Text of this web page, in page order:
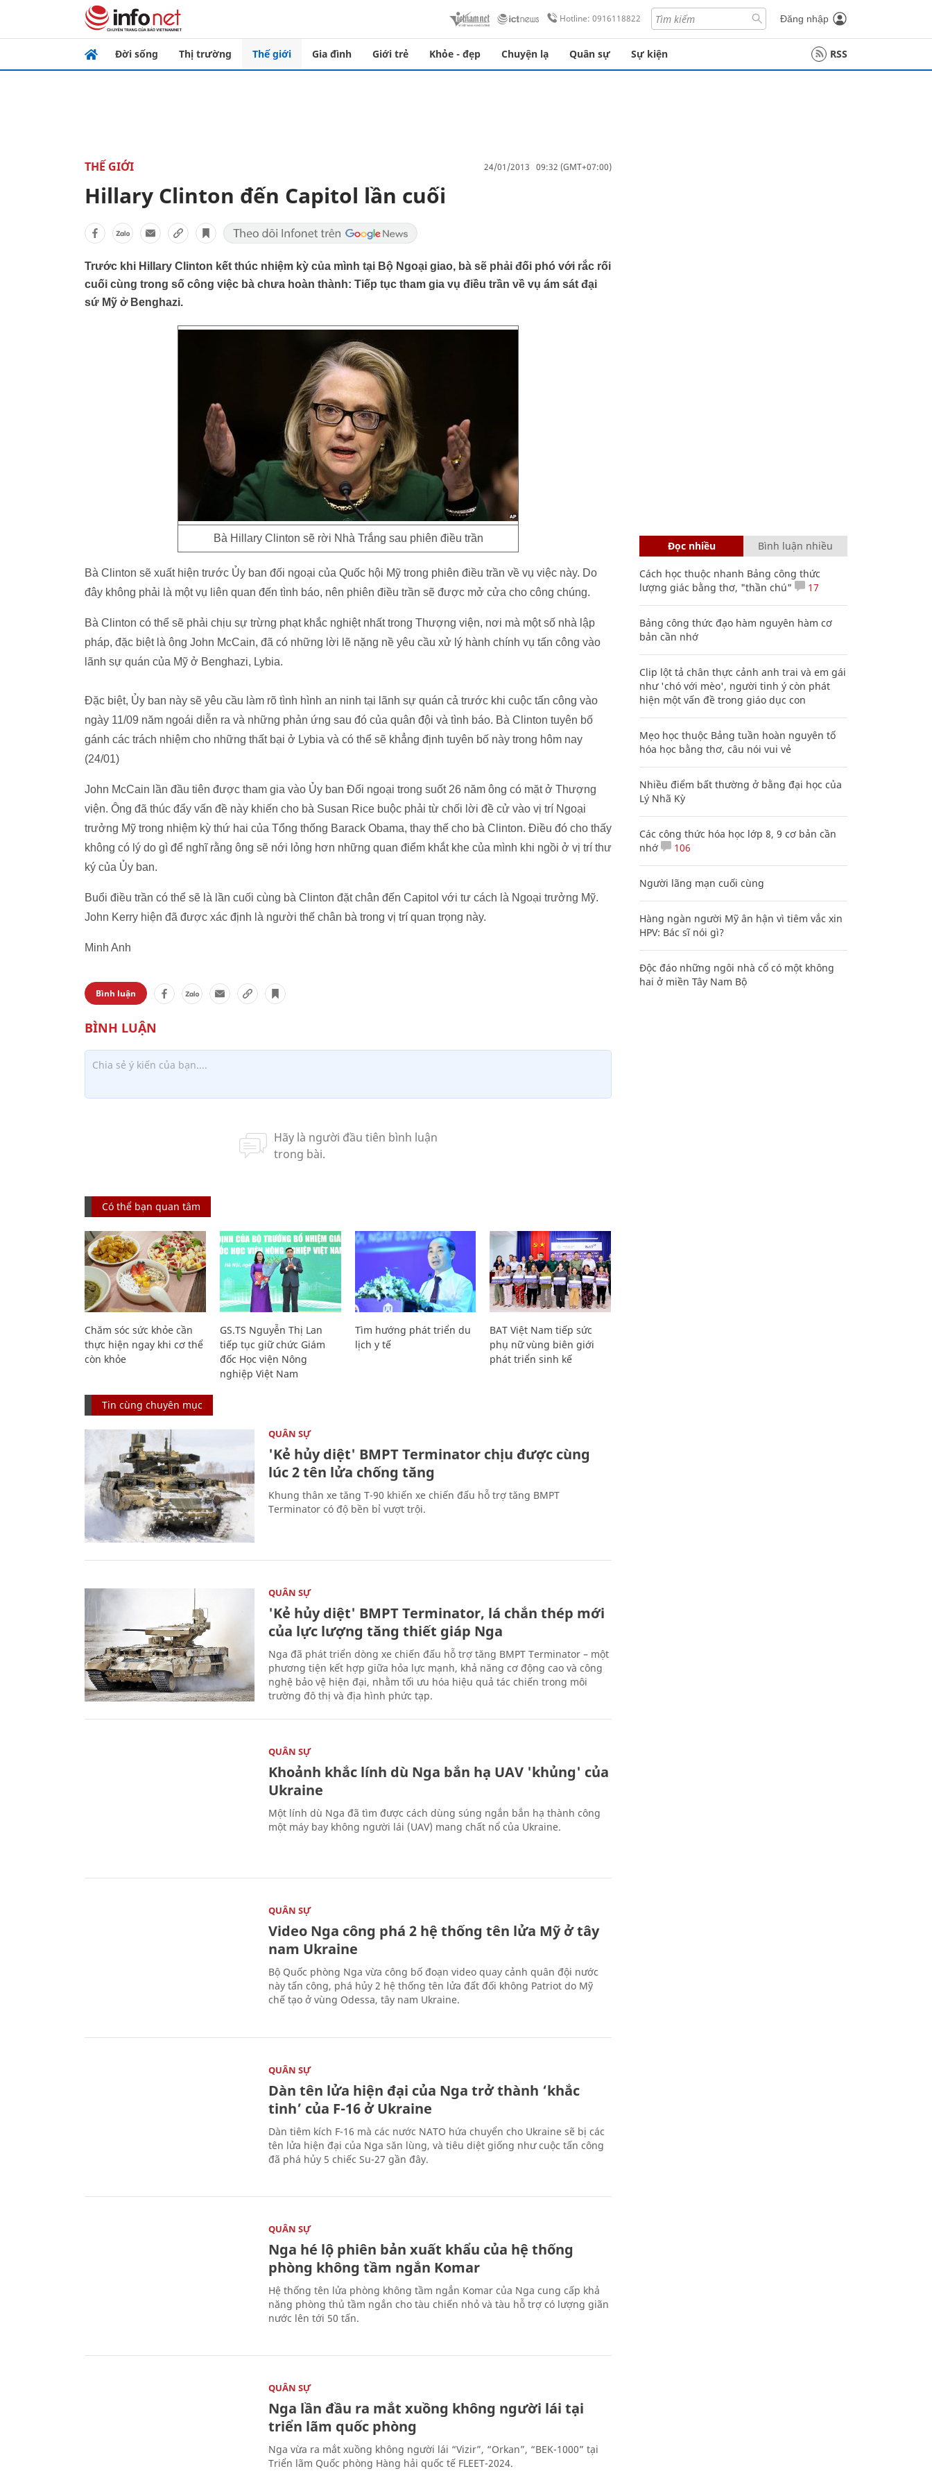
Hotline: 0916118822 Đăng nhập
Đời sống Thị trường Thế giới Gia đình Giới trẻ Khỏe - đẹp Chuyện lạ Quân sự Sự kiện RSS
THẾ GIỚI 24/01/2013 09:32 (GMT+07:00)
Hillary Clinton đến Capitol lần cuối
Trước khi Hillary Clinton kết thúc nhiệm kỳ của mình tại Bộ Ngoại giao, bà sẽ phải đối phó với rắc rối
cuối cùng trong số công việc bà chưa hoàn thành: Tiếp tục tham gia vụ điều trần về vụ ám sát đại
sứ Mỹ ở Benghazi.
Bà Hillary Clinton sẽ rời Nhà Trắng sau phiên điều trần
Bà Clinton sẽ xuất hiện trước Ủy ban đối ngoại của Quốc hội Mỹ trong phiên điều trần về vụ việc này. Do
đây không phải là một vụ liên quan đến tình báo, nên phiên điều trần sẽ được mở cửa cho công chúng.
Bà Clinton có thể sẽ phải chịu sự trừng phạt khắc nghiệt nhất trong Thượng viện, nơi mà một số nhà lập
pháp, đặc biệt là ông John McCain, đã có những lời lẽ nặng nề yêu cầu xử lý hành chính vụ tấn công vào
lãnh sự quán của Mỹ ở Benghazi, Lybia.
Đặc biệt, Ủy ban này sẽ yêu cầu làm rõ tình hình an ninh tại lãnh sự quán cả trước khi cuộc tấn công vào
ngày 11/09 năm ngoái diễn ra và những phản ứng sau đó của quân đội và tình báo. Bà Clinton tuyên bố
gánh các trách nhiệm cho những thất bại ở Lybia và có thể sẽ khẳng định tuyên bố này trong hôm nay
(24/01)
John McCain lần đầu tiên được tham gia vào Ủy ban Đối ngoại trong suốt 26 năm ông có mặt ở Thượng
viện. Ông đã thúc đẩy vấn đề này khiến cho bà Susan Rice buộc phải từ chối lời đề cử vào vị trí Ngoại
trưởng Mỹ trong nhiệm kỳ thứ hai của Tổng thống Barack Obama, thay thế cho bà Clinton. Điều đó cho thấy
không có lý do gì để nghĩ rằng ông sẽ nới lỏng hơn những quan điểm khắt khe của mình khi ngồi ở vị trí thư
ký của Ủy ban.
Buổi điều trần có thể sẽ là lần cuối cùng bà Clinton đặt chân đến Capitol với tư cách là Ngoại trưởng Mỹ.
John Kerry hiện đã được xác định là người thế chân bà trong vị trí quan trọng này.
Minh Anh
Bình luận
Có thể bạn quan tâm
Chăm sóc sức khỏe cần
thực hiện ngay khi cơ thể
còn khỏe
GS.TS Nguyễn Thị Lan
tiếp tục giữ chức Giám
đốc Học viện Nông
nghiệp Việt Nam
Tìm hướng phát triển du
lịch y tế
BAT Việt Nam tiếp sức
phụ nữ vùng biên giới
phát triển sinh kế
Tin cùng chuyên mục
QUÂN SỰ
'Kẻ hủy diệt' BMPT Terminator chịu được cùng
lúc 2 tên lửa chống tăng
Khung thân xe tăng T-90 khiến xe chiến đấu hỗ trợ tăng BMPT
Terminator có độ bền bỉ vượt trội.
QUÂN SỰ
'Kẻ hủy diệt' BMPT Terminator, lá chắn thép mới
của lực lượng tăng thiết giáp Nga
Nga đã phát triển dòng xe chiến đấu hỗ trợ tăng BMPT Terminator – một
phương tiện kết hợp giữa hỏa lực mạnh, khả năng cơ động cao và công
nghệ bảo vệ hiện đại, nhằm tối ưu hóa hiệu quả tác chiến trong môi
trường đô thị và địa hình phức tạp.
QUÂN SỰ
Khoảnh khắc lính dù Nga bắn hạ UAV 'khủng' của
Ukraine
Một lính dù Nga đã tìm được cách dùng súng ngắn bắn hạ thành công
một máy bay không người lái (UAV) mang chất nổ của Ukraine.
QUÂN SỰ
Video Nga công phá 2 hệ thống tên lửa Mỹ ở tây
nam Ukraine
Bộ Quốc phòng Nga vừa công bố đoạn video quay cảnh quân đội nước
này tấn công, phá hủy 2 hệ thống tên lửa đất đối không Patriot do Mỹ
chế tạo ở vùng Odessa, tây nam Ukraine.
QUÂN SỰ
Dàn tên lửa hiện đại của Nga trở thành ‘khắc
tinh’ của F-16 ở Ukraine
Dàn tiêm kích F-16 mà các nước NATO hứa chuyển cho Ukraine sẽ bị các
tên lửa hiện đại của Nga săn lùng, và tiêu diệt giống như cuộc tấn công
đã phá hủy 5 chiếc Su-27 gần đây.
QUÂN SỰ
Nga hé lộ phiên bản xuất khẩu của hệ thống
phòng không tầm ngắn Komar
Hệ thống tên lửa phòng không tầm ngắn Komar của Nga cung cấp khả
năng phòng thủ tầm ngắn cho tàu chiến nhỏ và tàu hỗ trợ có lượng giãn
nước lên tới 50 tấn.
QUÂN SỰ
Nga lần đầu ra mắt xuồng không người lái tại
triển lãm quốc phòng
Nga vừa ra mắt xuồng không người lái “Vizir”, “Orkan”, “BEK-1000” tại
Triển lãm Quốc phòng Hàng hải quốc tế FLEET-2024.
Đọc nhiều Bình luận nhiều
Cách học thuộc nhanh Bảng công thức
lượng giác bằng thơ, "thần chú"
17
Bảng công thức đạo hàm nguyên hàm cơ
bản cần nhớ
Clip lột tả chân thực cảnh anh trai và em gái
như 'chó với mèo', người tinh ý còn phát
hiện một vấn đề trong giáo dục con
Mẹo học thuộc Bảng tuần hoàn nguyên tố
hóa học bằng thơ, câu nói vui vẻ
Nhiều điểm bất thường ở bằng đại học của
Lý Nhã Kỳ
Các công thức hóa học lớp 8, 9 cơ bản cần
nhớ
106
Người lãng mạn cuối cùng
Hàng ngàn người Mỹ ân hận vì tiêm vắc xin
HPV: Bác sĩ nói gì?
Độc đáo những ngôi nhà cổ có một không
hai ở miền Tây Nam Bộ